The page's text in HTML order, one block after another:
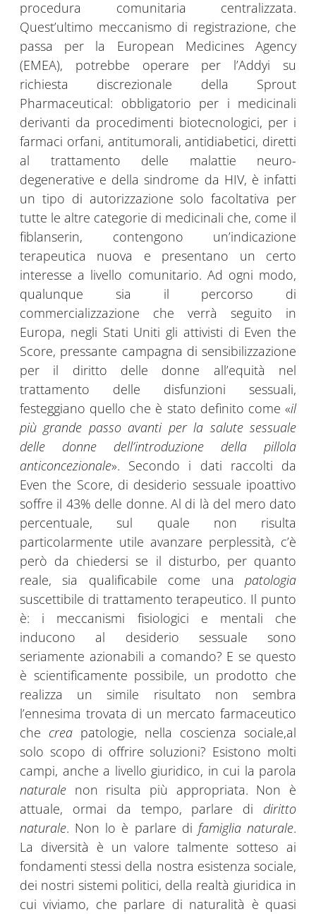
procedura comunitaria centralizzata.
Quest’ultimo meccanismo di registrazione, che
passa per la European Medicines Agency
(EMEA), potrebbe operare per l’Addyi su
richiesta discrezionale della Sprout
Pharmaceutical: obbligatorio per i medicinali
derivanti da procedimenti biotecnologici, per i
farmaci orfani, antitumorali, antidiabetici, diretti
al trattamento delle malattie neuro-
degenerative e della sindrome da HIV, è infatti
un tipo di autorizzazione solo facoltativa per
tutte le altre categorie di medicinali che, come il
fiblanserin, contengono un’indicazione
terapeutica nuova e presentano un certo
interesse a livello comunitario. Ad ogni modo,
qualunque sia il percorso di
commercializzazione che verrà seguito in
Europa, negli Stati Uniti gli attivisti di Even the
Score, pressante campagna di sensibilizzazione
per il diritto delle donne all’equità nel
trattamento delle disfunzioni sessuali,
festeggiano quello che è stato definito come «il
più grande passo avanti per la salute sessuale
delle donne dell’introduzione della pillola
anticoncezionale». Secondo i dati raccolti da
Even the Score, di desiderio sessuale ipoattivo
soffre il 43% delle donne. Al di là del mero dato
percentuale, sul quale non risulta
particolarmente utile avanzare perplessità, c’è
però da chiedersi se il disturbo, per quanto
reale, sia qualificabile come una patologia
suscettibile di trattamento terapeutico. Il punto
è: i meccanismi fisiologici e mentali che
inducono al desiderio sessuale sono
seriamente azionabili a comando? E se questo
è scientificamente possibile, un prodotto che
realizza un simile risultato non sembra
l’ennesima trovata di un mercato farmaceutico
che crea patologie, nella coscienza sociale,al
solo scopo di offrire soluzioni? Esistono molti
campi, anche a livello giuridico, in cui la parola
naturale non risulta più appropriata. Non è
attuale, ormai da tempo, parlare di diritto
naturale. Non lo è parlare di famiglia naturale.
La diversità è un valore talmente sotteso ai
fondamenti stessi della nostra esistenza sociale,
dei nostri sistemi politici, della realtà giuridica in
cui viviamo, che parlare di naturalità è quasi